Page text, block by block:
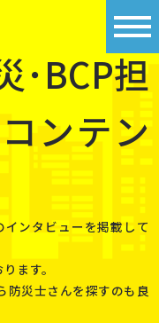
･BCP担
ンテン
ンタビューを掲載して
ます。
防災⼠さんを探すのも良